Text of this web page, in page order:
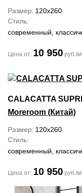
Размер 120x260
Стиль
современный,
Цена от: 10 950 руб./м
CALACATTA
Moreroom (Китай)
Размер 120x260
Стиль
современный,
Цена от: 10 950 руб./м